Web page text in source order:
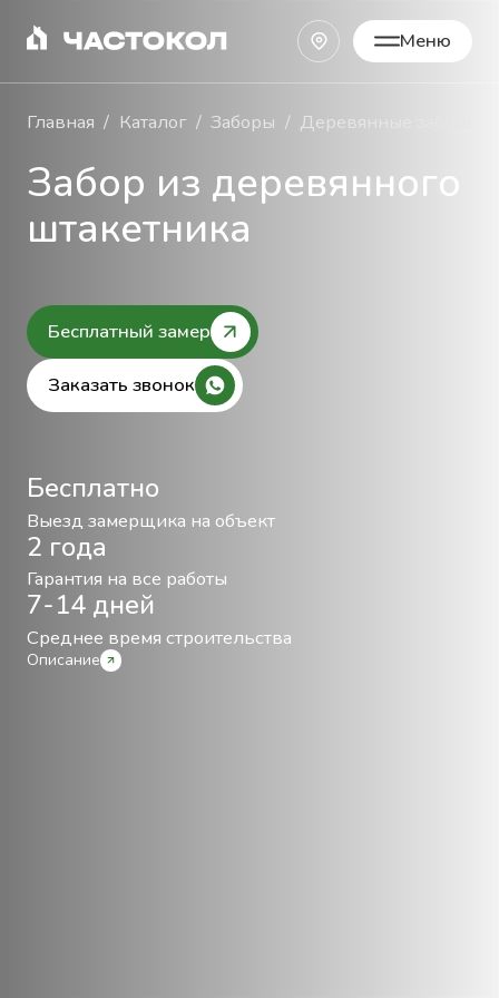
Меню
Закрыть
Главная Каталог Заборы Деревянные заборы
Забор из деревянного
штакетника
Бесплатный замер
Заказать звонок
Бесплатно
Выезд замерщика на объект
2 года
Гарантия на все работы
7-14 дней
Среднее время строительства
Описание